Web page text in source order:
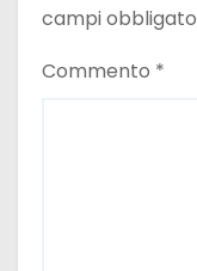
campi
Commento *